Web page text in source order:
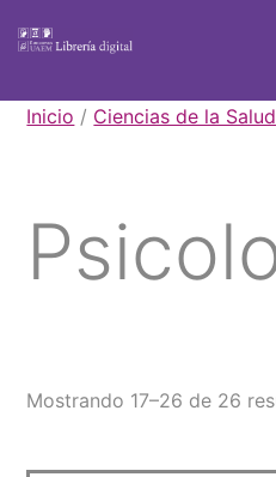
contenido
Libros
Inicio / Ciencias de la Salud
Mostrando 17–26 de 26